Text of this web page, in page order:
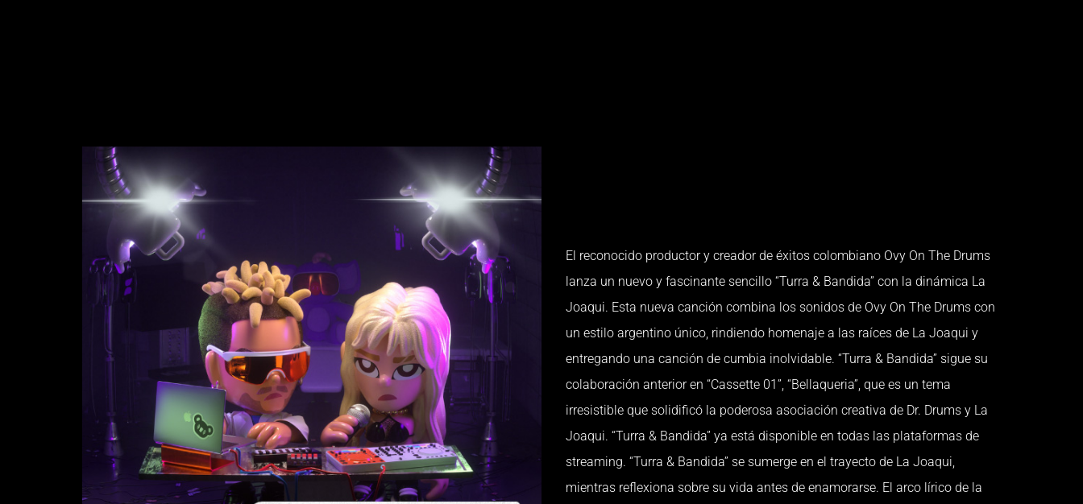
El reconocido productor y creador de éxitos colombiano Ovy On The Drums
lanza un nuevo y fascinante sencillo “Turra & Bandida” con la dinámica La
Joaqui. Esta nueva canción combina los sonidos de Ovy On The Drums con
un estilo argentino único, rindiendo homenaje a las raíces de La Joaqui y
entregando una canción de cumbia inolvidable. “Turra & Bandida” sigue su
colaboración anterior en “Cassette 01”, “Bellaqueria”, que es un tema
irresistible que solidificó la poderosa asociación creativa de Dr. Drums y La
Joaqui. “Turra & Bandida” ya está disponible en todas las plataformas de
streaming. “Turra & Bandida” se sumerge en el trayecto de La Joaqui,
mientras reflexiona sobre su vida antes de enamorarse. El arco lírico de la